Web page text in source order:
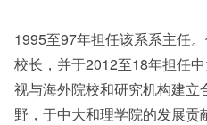
1995至97年担任该系系主任
校长，并于2012至18年担任
视与海外院校和研究机构建
野，于中大和理学院的发展贡